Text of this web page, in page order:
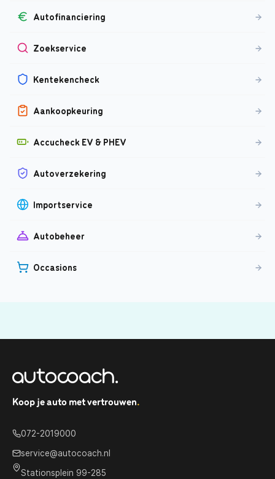
Autofinanciering
Zoekservice
Kentekencheck
Aankoopkeuring
Accucheck EV & PHEV
Autoverzekering
Importservice
Autobeheer
Occasions
Koop je auto met vertrouwen.
072-2019000
service@autocoach.nl
Stationsplein 99-285